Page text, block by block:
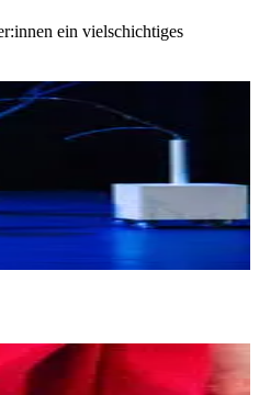
ein vielschichtiges